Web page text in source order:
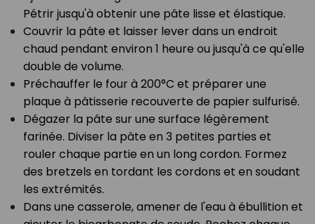
Pétrir jusqu'à obtenir une pâte lisse et élastique.⁣
Couvrir la pâte et laisser lever dans un endroit
chaud pendant environ 1 heure ou jusqu'à ce qu'elle
double de volume.⁣
Préchauffer le four à 200°C et préparer une
plaque à pâtisserie recouverte de papier sulfurisé.⁣
Dégazer la pâte sur une surface légèrement
farinée. Diviser la pâte en 3 petites parties et
rouler chaque partie en un long cordon. Formez
des bretzels en tordant les cordons et en soudant
les extrémités.⁣
Dans une casserole, amener de l'eau à ébullition et